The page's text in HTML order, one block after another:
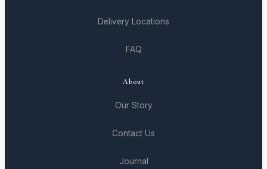
Delivery Locations
FAQ
About
Our Story
Contact Us
Journal